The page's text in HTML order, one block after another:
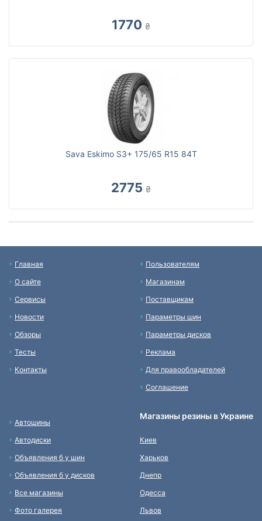
1770 ₴
Sava Eskimo S3+ 175/65 R15 84T
2775 ₴
Главная
О сайте
Сервисы
Новости
Обзоры
Тесты
Контакты
Пользователям
Магазинам
Поставщикам
Параметры шин
Параметры дисков
Реклама
Для правообладателей
Соглашение
Автошины
Автодиски
Объявления б у шин
Объявления б у дисков
Все магазины
Фото галерея
Магазины резины в Украине
Киев
Харьков
Днепр
Одесса
Львов